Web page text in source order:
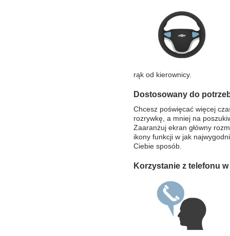
rąk od kierownicy.
Dostosowany do
Chcesz poświęcać więcej
rozrywkę, a mniej na
Zaaranżuj ekran główny
ikony funkcji w jak
Ciebie sposób.
Korzystanie z telefonu